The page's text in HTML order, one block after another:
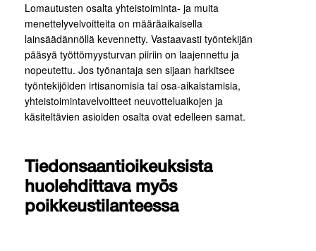
Lomautusten osalta yhteistoiminta- ja muita
menettelyvelvoitteita on määräaikaisella
lainsäädännöllä kevennetty. Vastaavasti työntekijän
pääsyä työttömyysturvan piiriin on laajennettu ja
nopeutettu. Jos työnantaja sen sijaan harkitsee
työntekijöiden irtisanomisia tai osa-aikaistamisia,
yhteistoimintavelvoitteet neuvotteluaikojen ja
käsiteltävien asioiden osalta ovat edelleen samat.
Tiedonsaantioikeuksista
huolehdittava myös
poikkeustilanteessa